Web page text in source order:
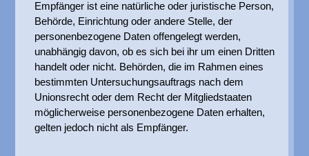
Empfänger ist eine natürliche oder juristische Person,
Behörde, Einrichtung oder andere Stelle, der
personenbezogene Daten offengelegt werden,
unabhängig davon, ob es sich bei ihr um einen Dritten
handelt oder nicht. Behörden, die im Rahmen eines
bestimmten Untersuchungsauftrags nach dem
Unionsrecht oder dem Recht der Mitgliedstaaten
möglicherweise personenbezogene Daten erhalten,
gelten jedoch nicht als Empfänger.